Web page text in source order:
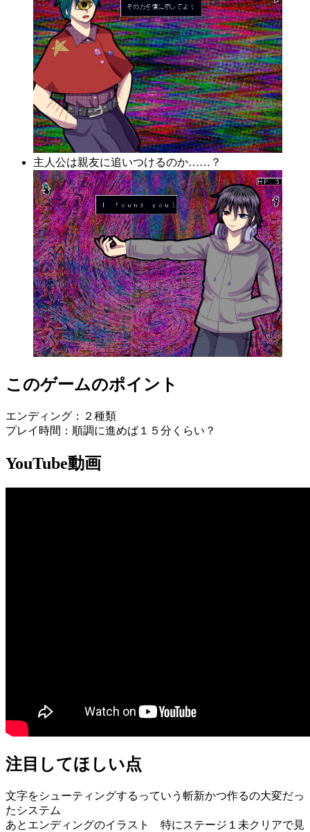
主人公は親友に追いつけるのか……？
このゲームのポイント
エンディング：２種類
プレイ時間：順調に進めば１５分くらい？
YouTube動画
注目してほしい点
文字をシューティングするっていう斬新かつ作るの大変だっ
たシステム
あとエンディングのイラスト 特にステージ１未クリアで見